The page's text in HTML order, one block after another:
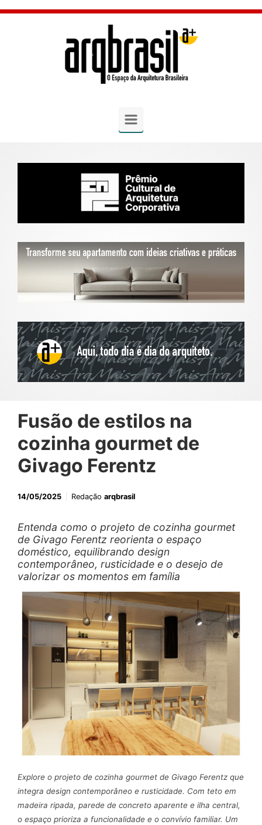
Skip to main content
Fusão de estilos na
cozinha gourmet de
Givago Ferentz
14/05/2025 Redação arqbrasil
Entenda como o projeto de cozinha gourmet
de Givago Ferentz reorienta o espaço
doméstico, equilibrando design
contemporâneo, rusticidade e o desejo de
valorizar os momentos em família
Explore o projeto de cozinha gourmet de Givago Ferentz que
integra design contemporâneo e rusticidade. Com teto em
madeira ripada, parede de concreto aparente e ilha central,
o espaço prioriza a funcionalidade e o convívio familiar. Um